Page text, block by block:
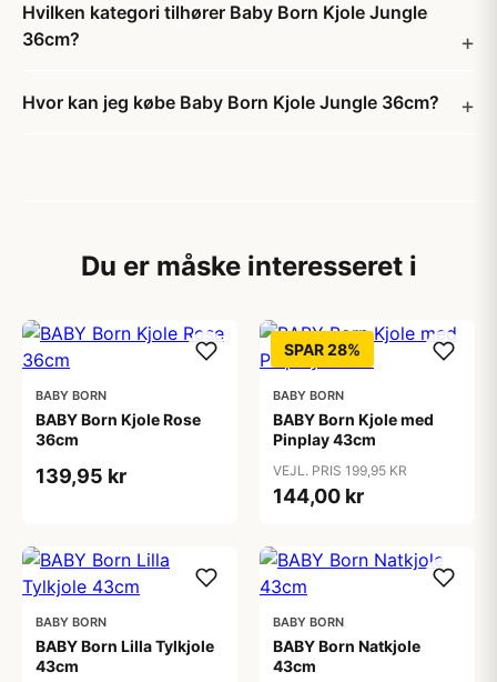
Hvilken kategori tilhører Baby Born Kjole Jungle
36cm?
Hvor kan jeg købe Baby Born Kjole Jungle 36cm?
Du er måske interesseret i
BABY BORN
BABY Born Kjole Rose
36cm
139,95 kr
SPAR 28%
BABY BORN
BABY Born Kjole med
Pinplay 43cm
VEJL. PRIS 199,95 KR
144,00 kr
BABY BORN
BABY Born Lilla Tylkjole
43cm
BABY BORN
BABY Born Natkjole
43cm